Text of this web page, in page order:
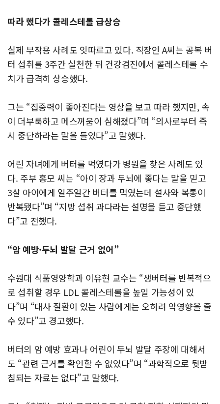
따라 했다가 콜레스테롤 급상승
실제 부작용 사례도 잇따르고 있다. 직장인 A씨는 공복 버
터 섭취를 3주간 실천한 뒤 건강검진에서 콜레스테롤 수
치가 급격히 상승했다.
그는 “집중력이 좋아진다는 영상을 보고 따라 했지만, 속
이 더부룩하고 메스꺼움이 심해졌다”며 “의사로부터 즉
시 중단하라는 말을 들었다”고 말했다.
어린 자녀에게 버터를 먹였다가 병원을 찾은 사례도 있
다. 주부 홍모 씨는 “아이 장과 두뇌에 좋다는 말을 믿고
3살 아이에게 일주일간 버터를 먹였는데 설사와 복통이
반복됐다”며 “지방 섭취 과다라는 설명을 듣고 중단했
다”고 전했다.
“암 예방·두뇌 발달 근거 없어”
수원대 식품영양학과 이유현 교수는 “생버터를 반복적으
로 섭취할 경우 LDL 콜레스테롤을 높일 가능성이 있
다”며 “대사 질환이 있는 사람에게는 오히려 악영향을 줄
수 있다”고 경고했다.
버터의 암 예방 효과나 어린이 두뇌 발달 주장에 대해서
도 “관련 근거를 확인할 수 없었다”며 “과학적으로 뒷받
침되는 자료는 없다”고 말했다.